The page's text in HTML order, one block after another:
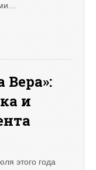
Вера»:
и
этого года